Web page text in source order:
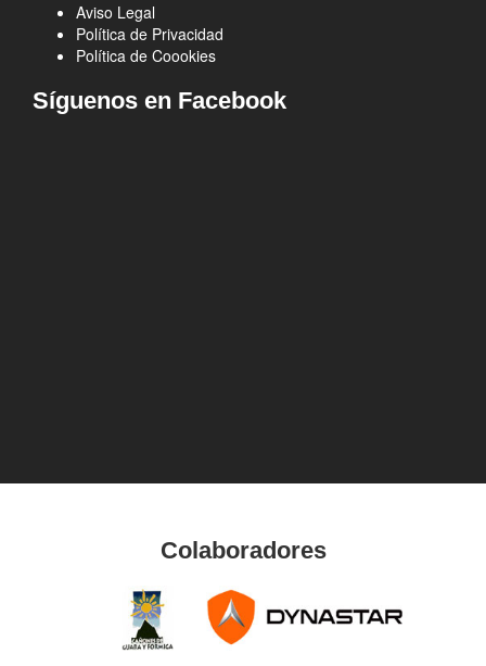
Aviso Legal
Política de Privacidad
Política de Coookies
Síguenos en Facebook
Colaboradores